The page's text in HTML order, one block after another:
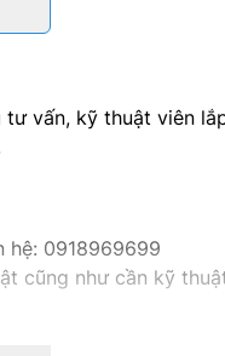
vấn, kỹ thuật viên
hệ: 0918969699
cũng như cần kỹ